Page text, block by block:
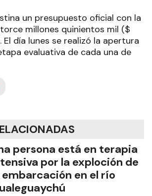
un presupuesto oficial con la
millones quinientos mil ($
El día lunes se realizó la apertura
evaluativa de cada una de
persona está en terapia
por la exploción de
embarcación en el río